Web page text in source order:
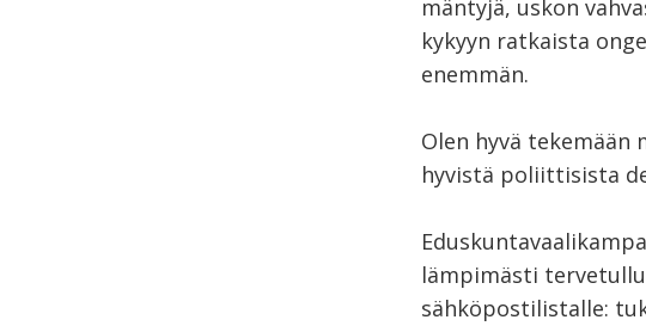
mäntyjä, uskon
kykyyn ratkaista
enemmän.
Olen hyvä
hyvistä poliittisista
lämpimästi
sähköpostilistalle: